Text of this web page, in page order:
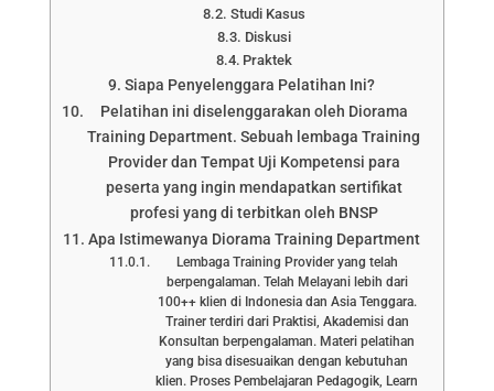
Studi Kasus
Diskusi
Praktek
Siapa Penyelenggara Pelatihan Ini?
Pelatihan ini diselenggarakan oleh Diorama
Training Department. Sebuah lembaga Training
Provider dan Tempat Uji Kompetensi para
peserta yang ingin mendapatkan sertifikat
profesi yang di terbitkan oleh BNSP
Apa Istimewanya Diorama Training Department
Lembaga Training Provider yang telah
berpengalaman. Telah Melayani lebih dari
100++ klien di Indonesia dan Asia Tenggara.
Trainer terdiri dari Praktisi, Akademisi dan
Konsultan berpengalaman. Materi pelatihan
yang bisa disesuaikan dengan kebutuhan
klien. Proses Pembelajaran Pedagogik, Learn